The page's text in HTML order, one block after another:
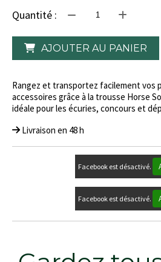
Quantité :
AJOUTER AU PANIER
Rangez et transportez facilement vos
accessoires grâce à la trousse Horse
idéale pour les écuries, concours et
Livraison en 48 h
Facebook est désactivé.
Facebook est désactivé.